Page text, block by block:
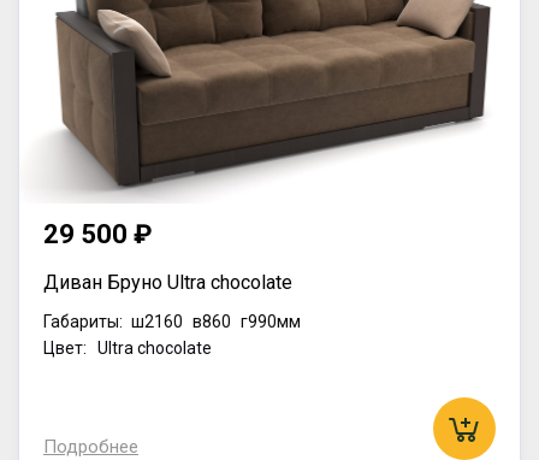
29 500 ₽
Диван Бруно Ultra chocolate
Габариты: ш2160 в860 г990мм
Цвет: Ultra chocolate
Подробнее